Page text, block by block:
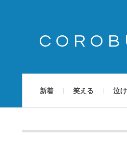
新着 笑える 泣